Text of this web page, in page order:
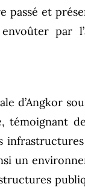
et
par
d’Angkor
un